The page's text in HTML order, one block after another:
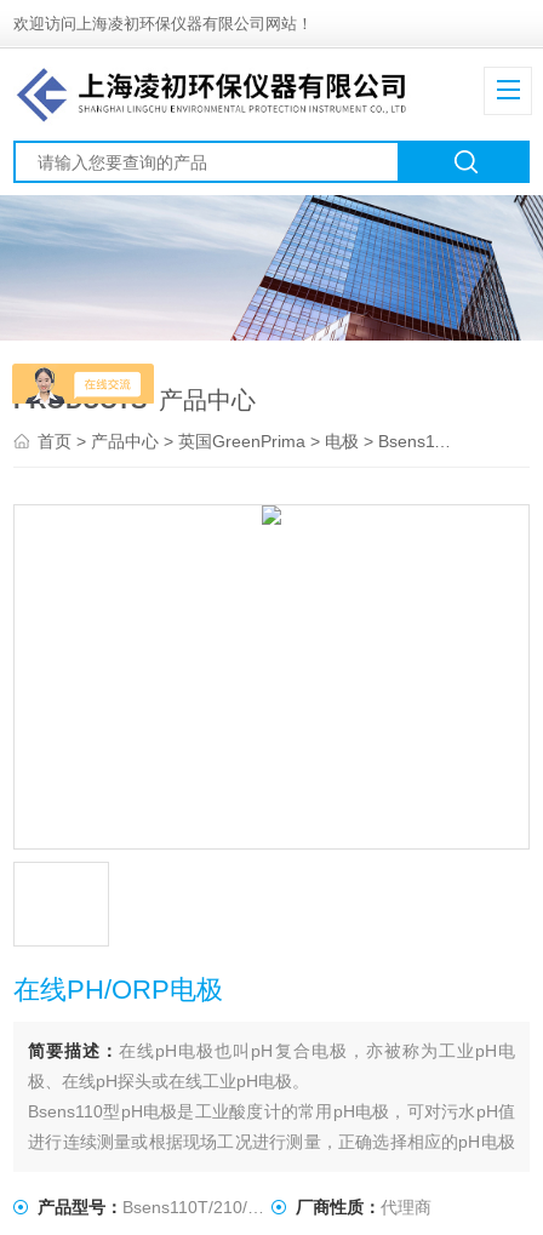
欢迎访问上海凌初环保仪器有限公司网站！
PRODUCTS 产品中心
首页> 产品中心 >英国GreenPrima > 电极 > Bsens110T/210/120/130/140在线PH/ORP电极
在线PH/ORP电极
简要描述：在线pH电极也叫pH复合电极，亦被称为工业pH电
极、在线pH探头或在线工业pH电极。
Bsens110型pH电极是工业酸度计的常用pH电极，可对污水pH值
进行连续测量或根据现场工况进行测量，正确选择相应的pH电极
产品型号： Bsens110T/210/120/130/140 厂商性质： 代理商